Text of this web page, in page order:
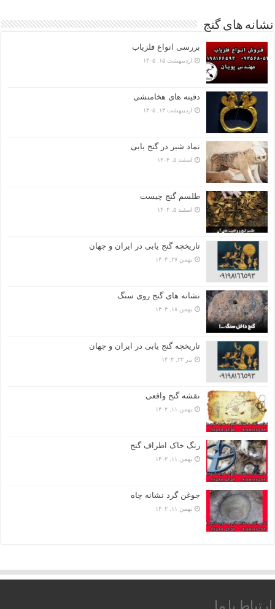
نشانه های گنج
بررسی انواع فلزیاب
اردیبهشت ۱۵, ۱۴۰۵
دفینه های هخامنشی
اردیبهشت ۱۳, ۱۴۰۵
نماد شیر در گنج یابی
اسفند ۵, ۱۴۰۴
طلسم گنج چیست
اسفند ۵, ۱۴۰۴
تاریخچه گنج‌ یابی در ایران و جهان
بهمن ۲۷, ۱۴۰۴
نشانه های گنج روی سنگ
بهمن ۱۸, ۱۴۰۴
تاریخچه گنج‌ یابی در ایران و جهان
تیر ۲۲, ۱۴۰۴
نقشه گنج واقعی
بهمن ۱۱, ۱۴۰۲
رنگ خاک اطراف گنج
بهمن ۱۱, ۱۴۰۲
جوغن گرد نشانه چاه
بهمن ۱۱, ۱۴۰۲